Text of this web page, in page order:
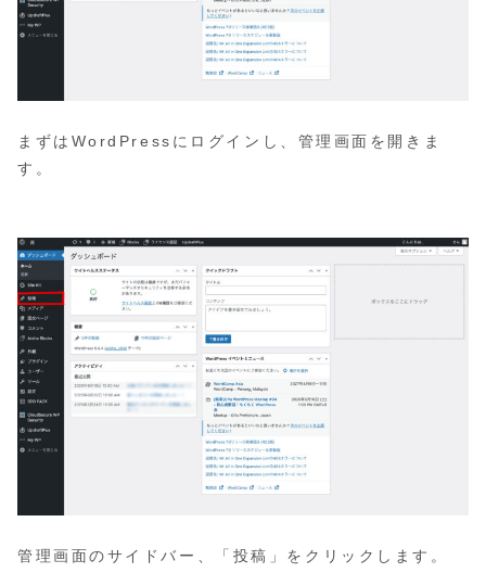
まずはWordPressにログインし、管理画面を開きま
す。
管理画面のサイドバー、「投稿」をクリックします。